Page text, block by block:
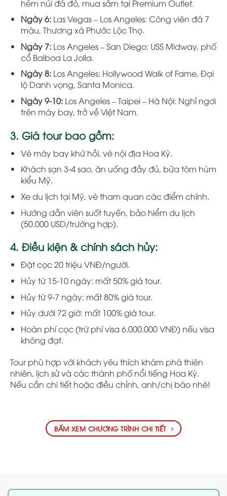
hẻm núi đá đỏ, mua sắm tại Premium Outlet.
Ngày 6:Las Vegas – Los Angeles: Công viên đá 7
màu, Thương xá Phước Lộc Thọ.
Ngày 7:Los Angeles – San Diego: USS Midway, phố
cổ Balboa La Jolla.
Ngày 8:Los Angeles: Hollywood Walk of Fame, Đại
lộ Danh vọng, Santa Monica.
Ngày 9-10:Los Angeles – Taipei – Hà Nội: Nghỉ ngơi
trên máy bay, trở về Việt Nam.
3. Giá tour bao gồm:
Vé máy bay khứ hồi, vé nội địa Hoa Kỳ.
Khách sạn 3-4 sao, ăn uống đầy đủ, bữa tôm hùm
kiểu Mỹ.
Xe du lịch tại Mỹ, vé tham quan các điểm chính.
Hướng dẫn viên suốt tuyến, bảo hiểm du lịch
(50.000 USD/trường hợp).
4. Điều kiện & chính sách hủy:
Đặt cọc 20 triệu VNĐ/người.
Hủy từ 15-10 ngày: mất 50% giá tour.
Hủy từ 9-7 ngày: mất 80% giá tour.
Hủy dưới 72 giờ: mất 100% giá tour.
Hoàn phí cọc (trừ phí visa 6.000.000 VNĐ) nếu visa
không đạt.
Tour phù hợp với khách yêu thích khám phá thiên
nhiên, lịch sử và các thành phố nổi tiếng Hoa Kỳ.
Nếu cần chi tiết hoặc điều chỉnh, anh/chị báo nhé!
BẤM XEM CHƯƠNG TRÌNH CHI TIẾT